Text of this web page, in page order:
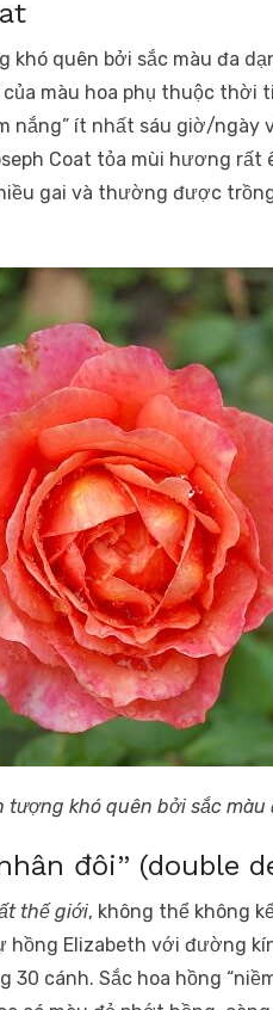
khó quên bởi sắc màu đa
màu hoa phụ thuộc thời
nắng” ít nhất sáu giờ/ngày
Coat tỏa mùi hương rất
gai và thường được
tượng khó quên bởi sắc
đôi” (double
thế giới, không thể không
Elizabeth với đường
30 cánh. Sắc hoa hồng